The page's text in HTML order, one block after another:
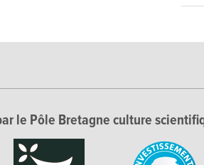
le Pôle Bretagne culture